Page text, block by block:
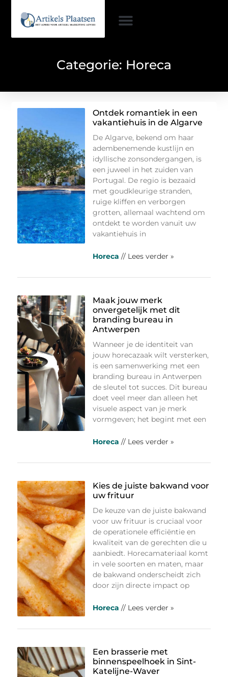
Categorie: Horeca
Ontdek romantiek in een
vakantiehuis in de Algarve
De Algarve, bekend om haar
adembenemende kustlijn en
idyllische zonsondergangen, is
een juweel in het zuiden van
Portugal. De regio is bezaaid
met goudkleurige stranden,
ruige kliffen en verborgen
grotten, allemaal wachtend om
ontdekt te worden vanuit uw
vakantiehuis in
Horeca // Lees verder »
Maak jouw merk
onvergetelijk met dit
branding bureau in
Antwerpen
Wanneer je de identiteit van
jouw horecazaak wilt versterken,
is een samenwerking met een
branding bureau in Antwerpen
de sleutel tot succes. Dit bureau
doet veel meer dan alleen het
visuele aspect van je merk
vormgeven; het begint met een
Horeca // Lees verder »
Kies de juiste bakwand voor
uw frituur
De keuze van de juiste bakwand
voor uw frituur is cruciaal voor
de operationele efficiëntie en
kwaliteit van de gerechten die u
aanbiedt. Horecamateriaal komt
in vele soorten en maten, maar
de bakwand onderscheidt zich
door zijn directe impact op
Horeca // Lees verder »
Een brasserie met
binnenspeelhoek in Sint-
Katelijne-Waver